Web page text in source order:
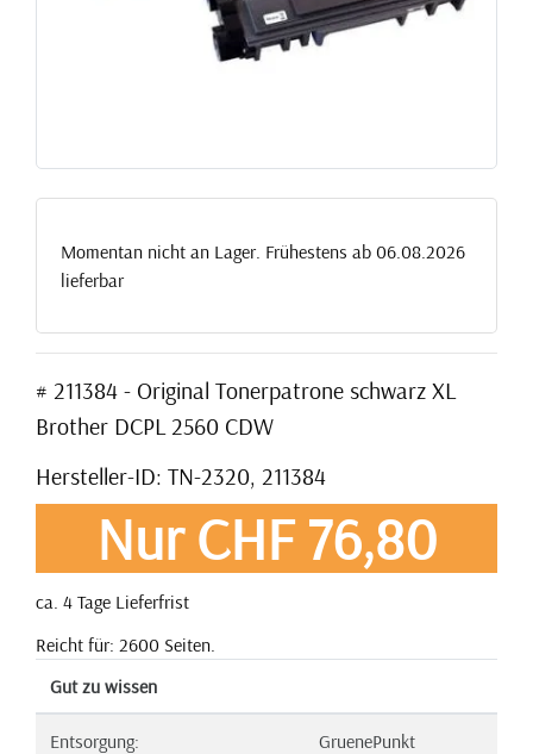
Momentan nicht an Lager. Frühestens ab 06.08.2026
lieferbar
# 211384 - Original Tonerpatrone schwarz XL
Brother DCPL 2560 CDW
Hersteller-ID: TN-2320, 211384
Nur CHF 76,80
ca. 4 Tage Lieferfrist
Reicht für: 2600 Seiten.
Gut zu wissen
Entsorgung: GruenePunkt